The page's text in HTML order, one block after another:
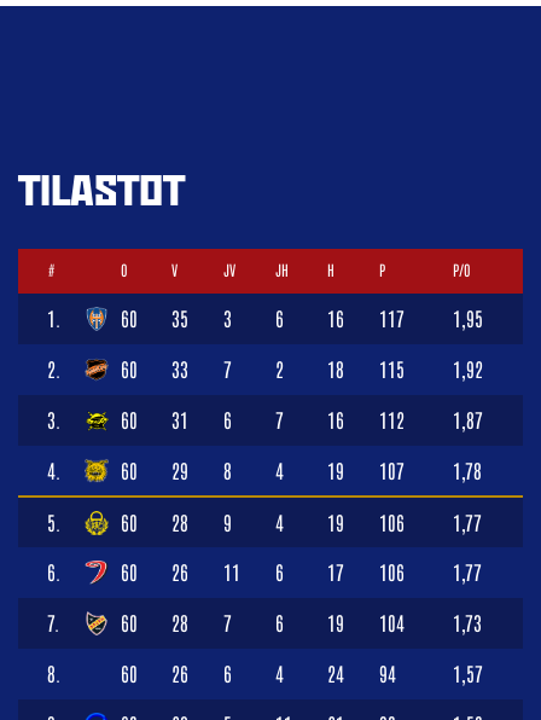
TILASTOT
# O V JV JH H P P/O
1. 60 35 3 6 16 117 1,95
2. 60 33 7 2 18 115 1,92
3. 60 31 6 7 16 112 1,87
4. 60 29 8 4 19 107 1,78
5. 60 28 9 4 19 106 1,77
6. 60 26 11 6 17 106 1,77
7. 60 28 7 6 19 104 1,73
8. 60 26 6 4 24 94 1,57